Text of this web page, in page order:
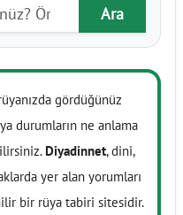
Ara
gördüğünüz
durumların ne anlama
Diyadinnet, dini,
yer alan yorumları
bir rüya tabiri sitesidir.